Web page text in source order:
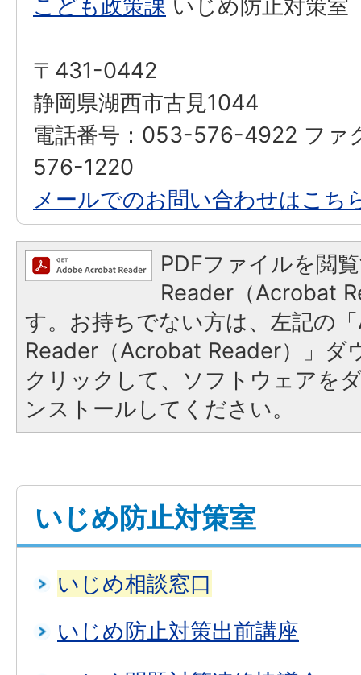
こども政策課 いじめ防止対策室
〒431-0442
静岡県湖西市古見1044
電話番号：053-576-4922 ファ
576-1220
メールでのお問い合わせはこち
PDFファイルを閲
Reader（Acrobat
す。お持ちでない方は、左記の
Reader（Acrobat Reader）」ダ
クリックして、ソフトウェアを
ンストールしてください。
いじめ防止対策室
いじめ相談窓口
いじめ防止対策出前講座